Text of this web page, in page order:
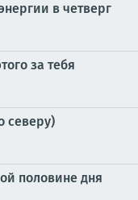
в четверг
за тебя
северу)
половине дня